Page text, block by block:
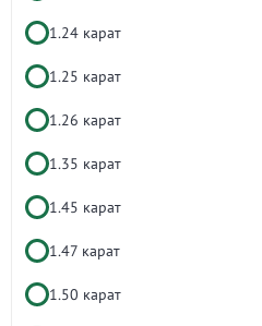
1.24 карат
1.25 карат
1.26 карат
1.35 карат
1.45 карат
1.47 карат
1.50 карат